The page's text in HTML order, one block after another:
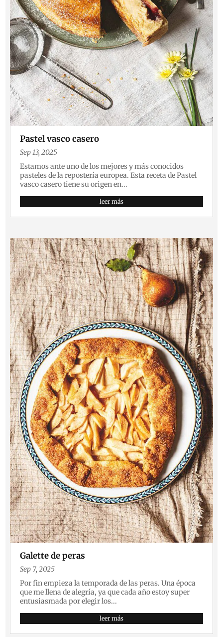
Pastel vasco casero
Sep 13, 2025
Estamos ante uno de los mejores y más conocidos
pasteles de la repostería europea. Esta receta de Pastel
vasco casero tiene su origen en...
leer más
Galette de peras
Sep 7, 2025
Por fin empieza la temporada de las peras. Una época
que me llena de alegría, ya que cada año estoy super
entusiasmada por elegir los...
leer más